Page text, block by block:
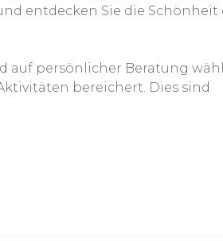
entdecken Sie die Schönheit
auf persönlicher Beratung
bereichert. Dies sind